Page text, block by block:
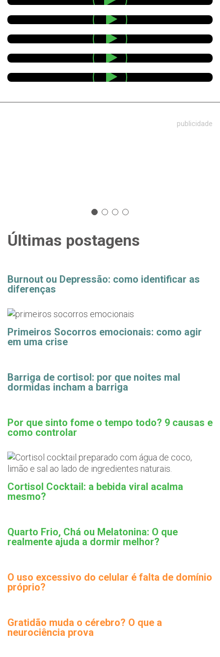
publicidade
Últimas postagens
Burnout ou Depressão: como identificar as
diferenças
Primeiros Socorros emocionais: como agir
em uma crise
Barriga de cortisol: por que noites mal
dormidas incham a barriga
Por que sinto fome o tempo todo? 9 causas e
como controlar
Cortisol Cocktail: a bebida viral acalma
mesmo?
Quarto Frio, Chá ou Melatonina: O que
realmente ajuda a dormir melhor?
O uso excessivo do celular é falta de domínio
próprio?
Gratidão muda o cérebro? O que a
neurociência prova